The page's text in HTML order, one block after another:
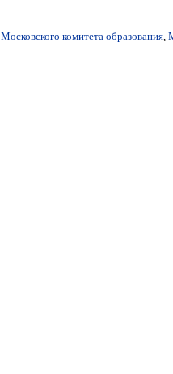
Московского комитета образования,